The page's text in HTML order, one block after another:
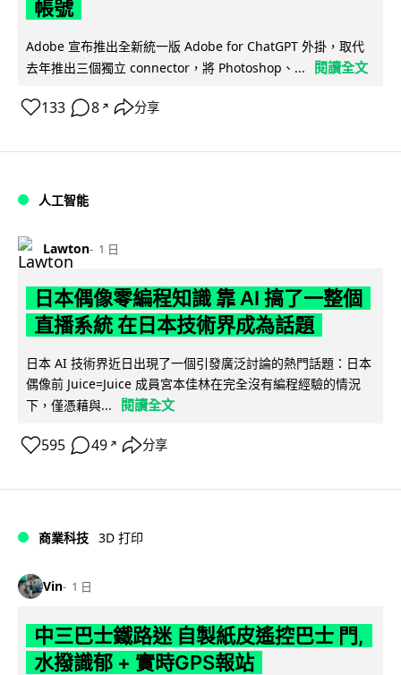
帳號
Adobe 宣布推出全新統一版 Adobe for ChatGPT 外掛，取代
去年推出三個獨立 connector，將 Photoshop、...
閱讀全文
133 8 ↗ 分享
人工智能
Lawton 1 日
日本偶像零編程知識 靠 AI 搞了一整個
直播系統 在日本技術界成為話題
日本 AI 技術界近日出現了一個引發廣泛討論的熱門話題：日本
偶像前 Juice=Juice 成員宮本佳林在完全沒有編程經驗的情況
下，僅憑藉與...
閱讀全文
595 49 ↗ 分享
商業科技 3D 打印
Vin 1 日
中三巴士鐵路迷 自製紙皮遙控巴士 門,
水撥識郁 + 實時GPS報站